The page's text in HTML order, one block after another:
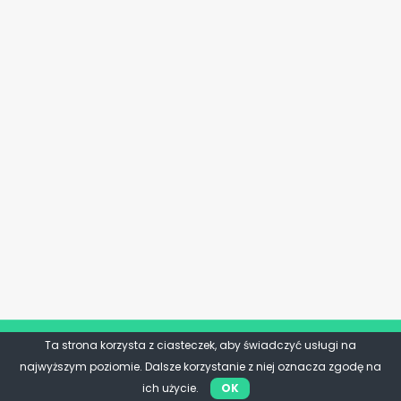
Ta strona korzysta z ciasteczek, aby świadczyć usługi na
najwyższym poziomie. Dalsze korzystanie z niej oznacza zgodę na
ich użycie.
OK